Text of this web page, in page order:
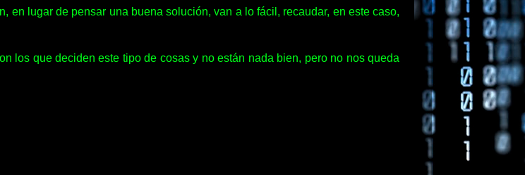
en lugar de pensar una buena solución, van a lo fácil, recaudar, en este caso,
los que deciden este tipo de cosas y no están nada bien, pero no nos queda